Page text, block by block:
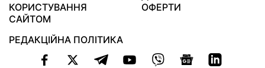
КОРИСТУВАННЯ
САЙТОМ
ОФЕРТИ
РЕДАКЦІЙНА ПОЛІТИКА